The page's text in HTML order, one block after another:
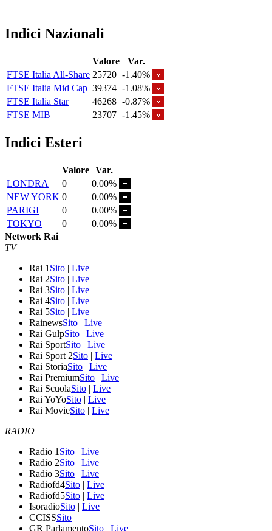
Indici Nazionali
Valore
Var.
FTSE Italia All-Share 25720 -1.40%
FTSE Italia Mid Cap 39374 -1.08%
FTSE Italia Star
46268 -0.87%
FTSE MIB
23707 -1.45%
Indici Esteri
Valore Var.
LONDRA
0
0.00%
NEW YORK 0
0.00%
PARIGI
0
0.00%
TOKYO
0
0.00%
Network Rai
TV
Rai 1 Sito | Live
Rai 2Sito | Live
Rai 3Sito | Live
Rai 4Sito | Live
Rai 5Sito | Live
RainewsSito | Live
Rai GulpSito | Live
Rai SportSito | Live
Rai Sport 2Sito | Live
Rai StoriaSito | Live
Rai PremiumSito | Live
Rai ScuolaSito | Live
Rai YoYoSito | Live
Rai MovieSito | Live
RADIO
Radio 1 Sito | Live
Radio 2Sito | Live
Radio 3Sito | Live
Radiofd4Sito | Live
Radiofd5Sito | Live
IsoradioSito | Live
CCISSSito
GR ParlamentoSito | Live